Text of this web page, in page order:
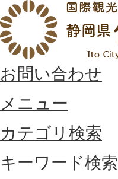
お問い合わせ
メニュー
カテゴリ検索
キーワード検索